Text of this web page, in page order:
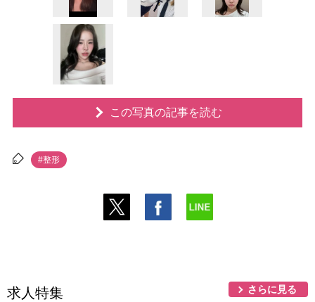
この写真の記事を読む
#整形
求人特集 さらに見る